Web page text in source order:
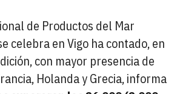
de Productos del Mar
celebra en Vigo ha contado, en
con mayor presencia de
Holanda y Grecia, informa